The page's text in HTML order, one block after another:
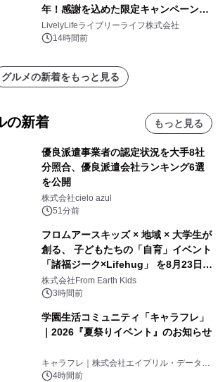
年！感謝を込めた限定キャンペーンを
8月10日より開催
LivelyLifeライブリーライフ株式会社
14時間前
グルメの新着をもっと見る
の新着 もっと見る
優良派遣事業者の認定状況を大手8社
分照合、優良派遣会社ランキング6選
を公開
株式会社cielo azul
51分前
フロムアースキッズ × 地域 × 大学生が
創る、 子どもたちの「自育」イベント
「諸福ジーク×Lifehug」 を8月23日
(日)開催
株式会社From Earth Kids
3時間前
学園生活コミュニティ「キャラフレ」
｜2026『夏祭りイベント』のお知らせ
キャラフレ｜株式会社エイプリル・データ・
デザインズ
4時間前